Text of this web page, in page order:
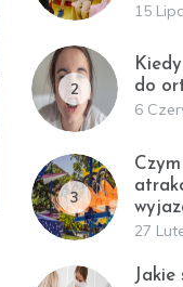
15
2
do
6
3
27
Jakie